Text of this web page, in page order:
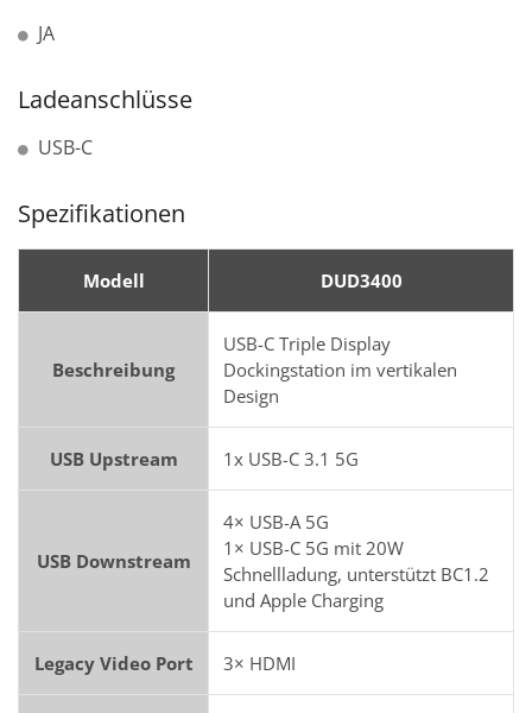
JA
Ladeanschlüsse
USB-C
Spezifikationen
Modell DUD3400
Beschreibung
USB-C Triple Display
Dockingstation im vertikalen
Design
USB Upstream 1x USB-C 3.1 5G
USB Downstream
4× USB-A 5G
1× USB-C 5G mit 20W
Schnellladung, unterstützt BC1.2
und Apple Charging
Legacy Video Port 3× HDMI